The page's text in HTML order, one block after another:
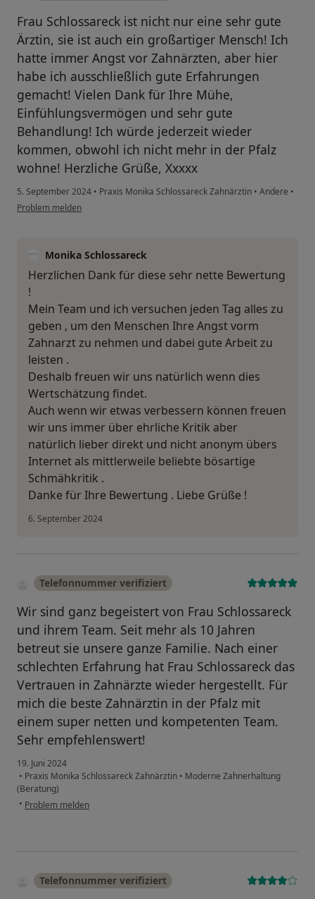
Frau Schlossareck ist nicht nur eine sehr gute
Ärztin, sie ist auch ein großartiger Mensch! Ich
hatte immer Angst vor Zahnärzten, aber hier
habe ich ausschließlich gute Erfahrungen
gemacht! Vielen Dank für Ihre Mühe,
Einfühlungsvermögen und sehr gute
Behandlung! Ich würde jederzeit wieder
kommen, obwohl ich nicht mehr in der Pfalz
wohne! Herzliche Grüße, Xxxxx
5. September 2024 • Praxis Monika Schlossareck Zahnärztin • Andere •
Problem melden
Monika Schlossareck
Herzlichen Dank für diese sehr nette Bewertung
!
Mein Team und ich versuchen jeden Tag alles zu
geben , um den Menschen Ihre Angst vorm
Zahnarzt zu nehmen und dabei gute Arbeit zu
leisten .
Deshalb freuen wir uns natürlich wenn dies
Wertschätzung findet.
Auch wenn wir etwas verbessern können freuen
wir uns immer über ehrliche Kritik aber
natürlich lieber direkt und nicht anonym übers
Internet als mittlerweile beliebte bösartige
Schmähkritik .
Danke für Ihre Bewertung . Liebe Grüße !
6. September 2024
Telefonnummer verifiziert
Wir sind ganz begeistert von Frau Schlossareck
und ihrem Team. Seit mehr als 10 Jahren
betreut sie unsere ganze Familie. Nach einer
schlechten Erfahrung hat Frau Schlossareck das
Vertrauen in Zahnärzte wieder hergestellt. Für
mich die beste Zahnärztin in der Pfalz mit
einem super netten und kompetenten Team.
Sehr empfehlenswert!
19. Juni 2024
• Praxis Monika Schlossareck Zahnärztin • Moderne Zahnerhaltung
(Beratung)
• Problem melden
Telefonnummer verifiziert